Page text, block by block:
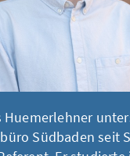
Huemerlehner
Südbaden seit